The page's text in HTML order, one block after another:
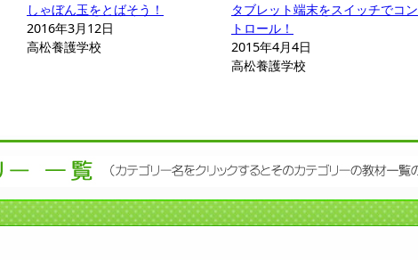
しゃぼん玉をとばそう！
2016年3月12日
高松養護学校
タブレット端末をスイッチでコン
トロール！
2015年4月4日
高松養護学校